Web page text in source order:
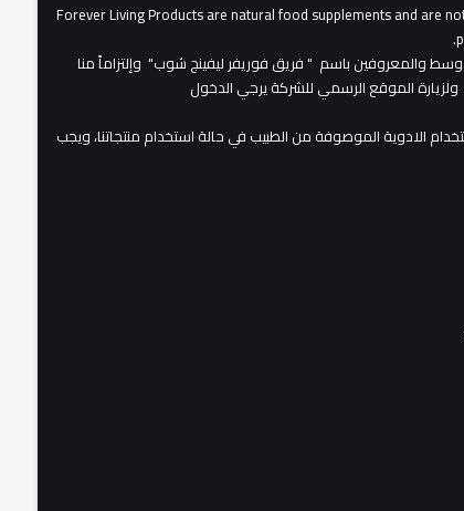
Forever Living Products are natural food supplements and are
لبفينج برودكتس في الشرق الاوسط والمعروفين باسم " فريق فوريفر ليفينج شوب" وإلتزاماً منا
ولزيارة الموقع الرسمي للشركة يرجي الدخول
الادوية الموصوفة من الطبيب في حالة استخدام منتجاتنا، ويجب